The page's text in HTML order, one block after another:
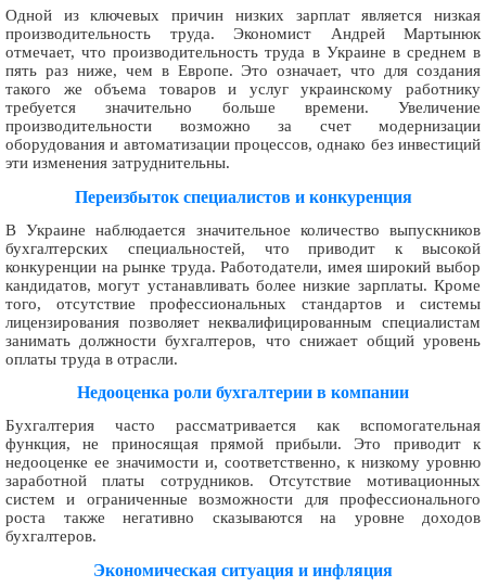
Одной из ключевых причин низких зарплат является низкая
производительность труда. Экономист Андрей Мартынюк
отмечает, что производительность труда в Украине в среднем в
пять раз ниже, чем в Европе. Это означает, что для создания
такого же объема товаров и услуг украинскому работнику
требуется значительно больше времени. Увеличение
производительности возможно за счет модернизации
оборудования и автоматизации процессов, однако без инвестиций
эти изменения затруднительны.
Переизбыток специалистов и конкуренция
В Украине наблюдается значительное количество выпускников
бухгалтерских специальностей, что приводит к высокой
конкуренции на рынке труда. Работодатели, имея широкий выбор
кандидатов, могут устанавливать более низкие зарплаты. Кроме
того, отсутствие профессиональных стандартов и системы
лицензирования позволяет неквалифицированным специалистам
занимать должности бухгалтеров, что снижает общий уровень
оплаты труда в отрасли.
Недооценка роли бухгалтерии в компании
Бухгалтерия часто рассматривается как вспомогательная
функция, не приносящая прямой прибыли. Это приводит к
недооценке ее значимости и, соответственно, к низкому уровню
заработной платы сотрудников. Отсутствие мотивационных
систем и ограниченные возможности для профессионального
роста также негативно сказываются на уровне доходов
бухгалтеров.
Экономическая ситуация и инфляция